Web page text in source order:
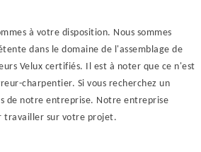
à votre disposition. Nous sommes
dans le domaine de l'assemblage de
Velux certifiés. Il est à noter que ce n'est
charpentier. Si vous recherchez un
de notre entreprise. Notre entreprise
travailler sur votre projet.